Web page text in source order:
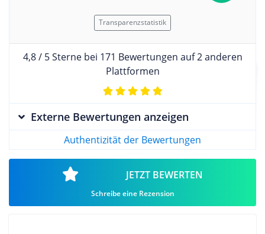
Transparenzstatistik
4,8 / 5 Sterne bei 171 Bewertungen auf 2 anderen
Plattformen
Externe Bewertungen anzeigen
Authentizität der Bewertungen
JETZT BEWERTEN
Schreibe eine Rezension